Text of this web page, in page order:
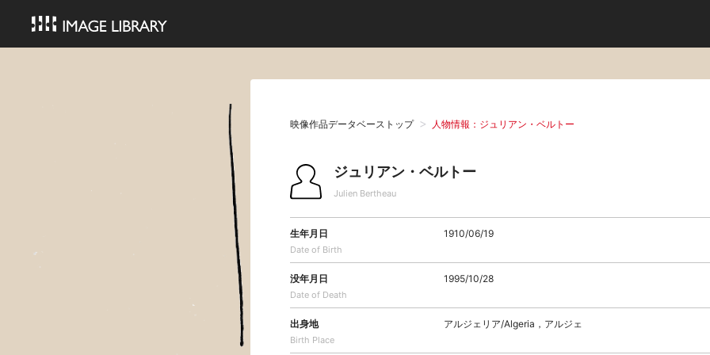
映像作品データベーストップ 人物情報：ジュリアン・ベルトー
ジュリアン・ベルトー
Julien Bertheau
生年月日
Date of Birth
1910/06/19
没年月日
Date of Death
1995/10/28
出身地
Birth Place
アルジェリア/Algeria，アルジェ